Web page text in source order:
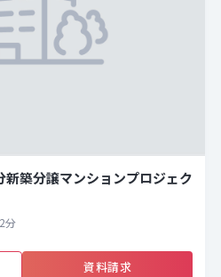
新築分譲マンションプロジェク
分
資料請求